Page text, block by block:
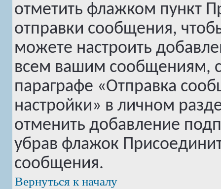
отметить флажком пункт
отправки сообщения,
можете настроить
всем вашим сообщениям,
параграфе «Отправка
настройки» в личном
отменить добавление
убрав флажок
сообщения.
Вернуться к началу